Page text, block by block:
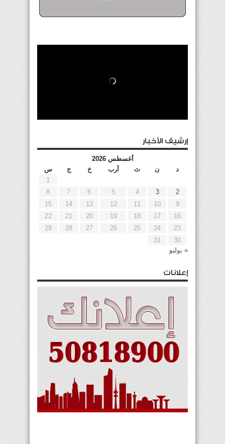
إرشيف الأخبار
أغسطس 2026
د
ن ث أرب خ ج
س
1
2
3
4
5
6
7
8
9
10
11
12
13
14
15
16
17
18
19
20
21
22
23
24
25
26
27
28
29
30
31
« يوليو
إعلانات